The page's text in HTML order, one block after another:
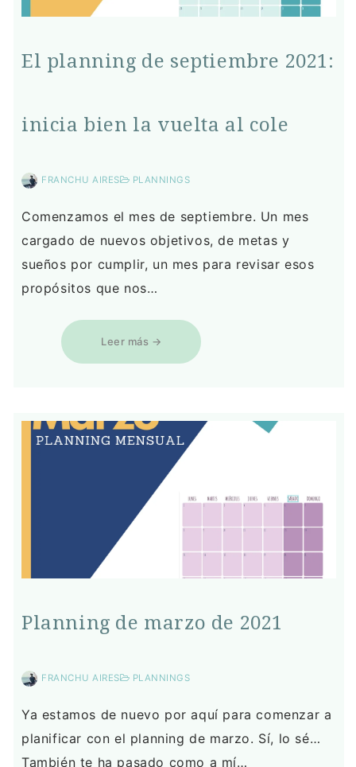
El planning de septiembre 2021:
inicia bien la vuelta al cole
FRANCHU AIRES PLANNINGS
Comenzamos el mes de septiembre. Un mes
cargado de nuevos objetivos, de metas y
sueños por cumplir, un mes para revisar esos
propósitos que nos…
Leer más →
Planning de marzo de 2021
FRANCHU AIRES PLANNINGS
Ya estamos de nuevo por aquí para comenzar a
planificar con el planning de marzo. Sí, lo sé…
También te ha pasado como a mí…